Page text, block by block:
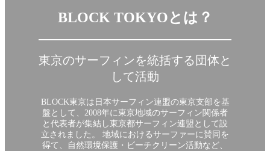
BLOCK TOKYOとは？
東京のサーフィンを統括する団体と
して活動
BLOCK東京は日本サーフィン連盟の東京支部を基
盤として、2008年に東京地域のサーフィン関係者
と代表者が集結し東京都サーフィン連盟として設
立されました。 地域におけるサーファーに賛同を
得て、自然環境保護・ビーチクリーン活動など、